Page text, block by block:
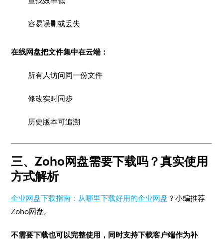
容易误删或丢失
在线网盘把文件集中在云端：
所有人访问同一份文件
修改实时同步
历史版本可追溯
三、Zoho网盘需要下载吗？真实使用
方式解析
企业网盘下载指南：从哪里下载好用的企业网盘 ？小编推荐
Zoho网盘。
不需要下载也可以完整使用，同时支持下载客户端作为补